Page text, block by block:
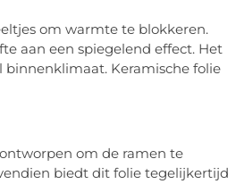
om warmte te blokkeren.
aan een spiegelend effect. Het
Keramische folie
om de ramen te
biedt dit folie tegelijkertijd